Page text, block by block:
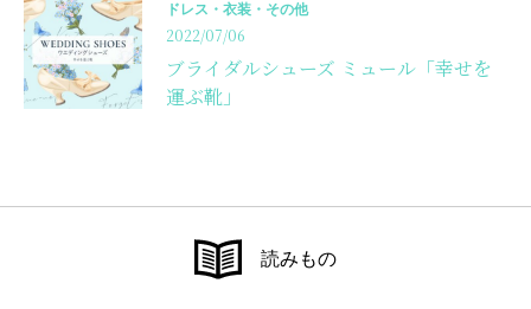
ドレス・衣装・その他
2022/07/06
ブライダルシューズ ミュール「幸せを
運ぶ靴」
読みもの